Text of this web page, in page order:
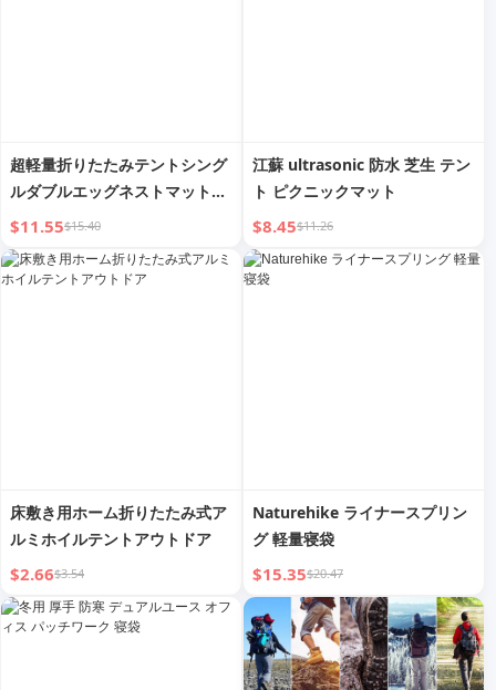
超軽量折りたたみテントシング
ルダブルエッグネストマットア
ウトドア
$11.55$15.40
江蘇 ultrasonic 防水 芝生 テン
ト ピクニックマット
$8.45$11.26
床敷き用ホーム折りたたみ式ア
ルミホイルテントアウトドア
$2.66$3.54
Naturehike ライナースプリン
グ 軽量寝袋
$15.35$20.47